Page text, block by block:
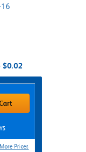
$0.02
More Prices